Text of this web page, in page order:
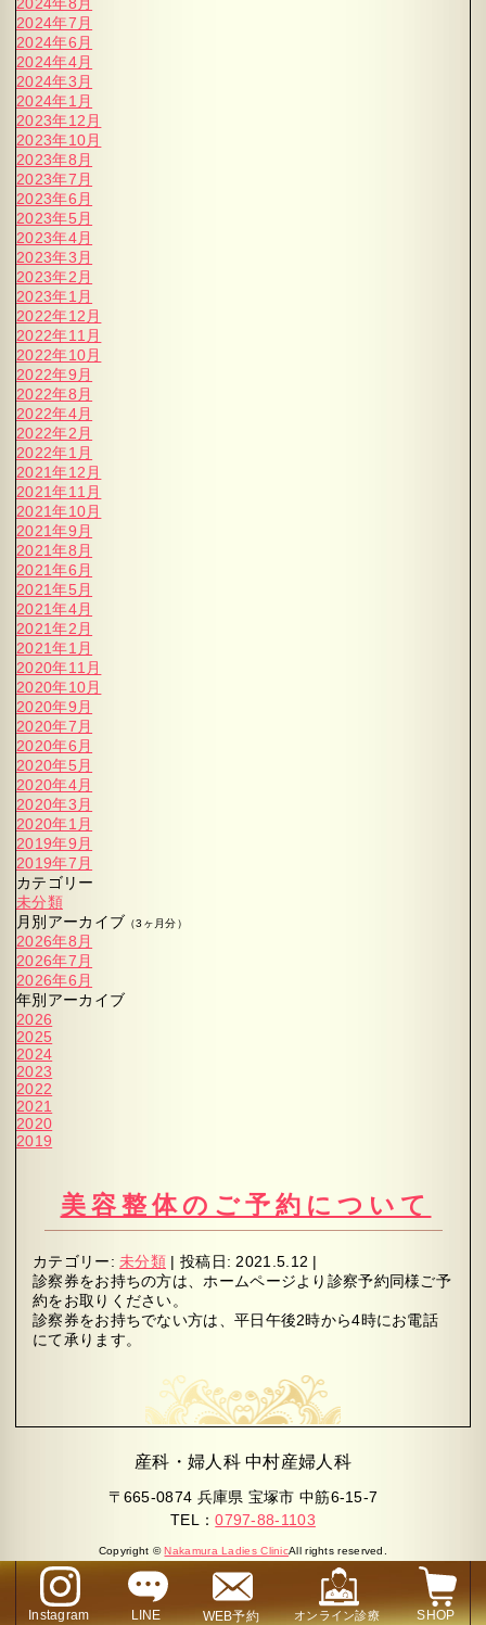
2024年7月
2024年6月
2024年4月
2024年3月
2024年1月
2023年12月
2023年10月
2023年8月
2023年7月
2023年6月
2023年5月
2023年4月
2023年3月
2023年2月
2023年1月
2022年12月
2022年11月
2022年10月
2022年9月
2022年8月
2022年4月
2022年2月
2022年1月
2021年12月
2021年11月
2021年10月
2021年9月
2021年8月
2021年6月
2021年5月
2021年4月
2021年2月
2021年1月
2020年11月
2020年10月
2020年9月
2020年7月
2020年6月
2020年5月
2020年4月
2020年3月
2020年1月
2019年9月
2019年7月
カテゴリー
未分類
月別アーカイブ （3ヶ月分）
2026年8月
2026年7月
2026年6月
年別アーカイブ
2026
2025
2024
2023
2022
2021
2020
2019
美容整体のご予約について
カテゴリー:未分類 | 投稿日: 2021.5.12 |
診察券をお持ちの方は、ホームページより診察予約同様ご予
約をお取りください。
診察券をお持ちでない方は、平日午後2時から4時にお電話
にて承ります。
Instagram LINE WEB予約 オンライン診療 SHOP
産科・婦人科 中村産婦人科
〒665-0874 兵庫県 宝塚市 中筋6-15-7
TEL：0797-88-1103
Copyright ©Nakamura Ladies ClinicAll rights reserved.